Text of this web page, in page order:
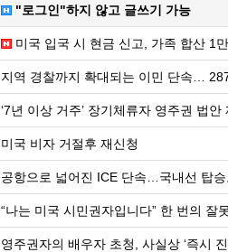
"로그인"하지 않고 글쓰기 가능
미국 입국 시 현금 신고, 가족 합산 1
지역 경찰까지 확대되는 이민 단속…
‘7년 이상 거주’ 장기체류자 영주권 법
미국 비자 거절후 재신청
공항으로 넓어진 ICE 단속…국내선 탑
“나는 미국 시민권자입니다” 한 번의 잘
영주권자의 배우자 초청, 사실상 ‘즉시